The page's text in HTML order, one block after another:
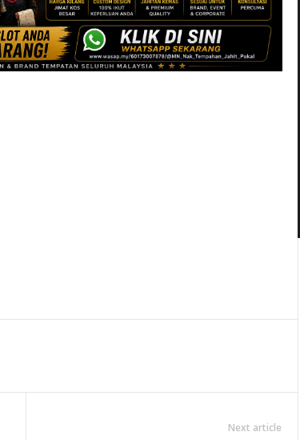
Next article